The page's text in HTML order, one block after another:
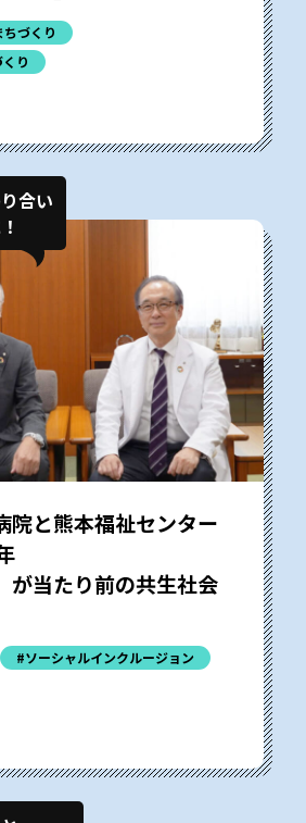
ちづくり
り
合い
院と熊本福祉センター
が当たり前の共生社会
#ソーシャルインクルージョン